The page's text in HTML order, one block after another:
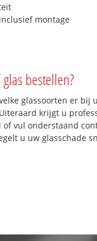
montage
bestellen?
glassoorten er bij
krijgt u
of vul onderstaand
u uw glasschade